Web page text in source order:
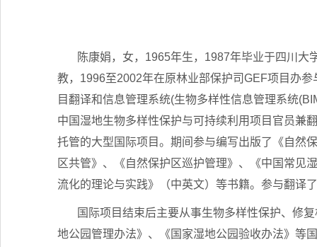
陈康娟，女， 1965年生， 1987年毕业于四川大
教， 1996至2002年在原林业部保护司GEF项目办参
目翻译和信息管理系统(生物多样性信息管理系统
中国湿地生物多样性保护与可持续利用项目官员兼
托管的大型国际项目。期间参与编写出版了《自然
区共管》、《自然保护区巡护管理》、《中国常见
流化的理论与实践》（中英文）等书籍。参与翻译
国际项目结束后主要从事生物多样性保护、修
地公园管理办法》、《国家湿地公园验收办法》等